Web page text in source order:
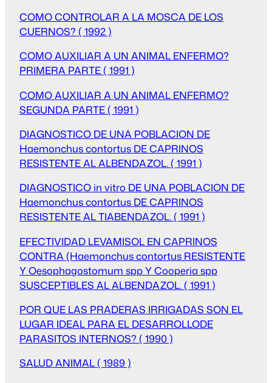
COMO CONTROLAR A LA MOSCA DE LOS
CUERNOS? ( 1992 )
COMO AUXILIAR A UN ANIMAL ENFERMO?
PRIMERA PARTE ( 1991 )
COMO AUXILIAR A UN ANIMAL ENFERMO?
SEGUNDA PARTE ( 1991 )
DIAGNOSTICO DE UNA POBLACION DE
Haemonchus contortus DE CAPRINOS
RESISTENTE AL ALBENDAZOL. ( 1991 )
DIAGNOSTICO in vitro DE UNA POBLACION DE
Haemonchus contortus DE CAPRINOS
RESISTENTE AL TIABENDAZOL. ( 1991 )
EFECTIVIDAD LEVAMISOL EN CAPRINOS
CONTRA (Haemonchus contortus RESISTENTE
Y Oesophagostomum spp Y Cooperia spp
SUSCEPTIBLES AL ALBENDAZOL. ( 1991 )
POR QUE LAS PRADERAS IRRIGADAS SON EL
LUGAR IDEAL PARA EL DESARROLLODE
PARASITOS INTERNOS? ( 1990 )
SALUD ANIMAL ( 1989 )